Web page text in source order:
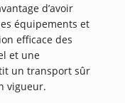
d’avoir
équipements et
efficace des
et une
un transport sûr
vigueur.